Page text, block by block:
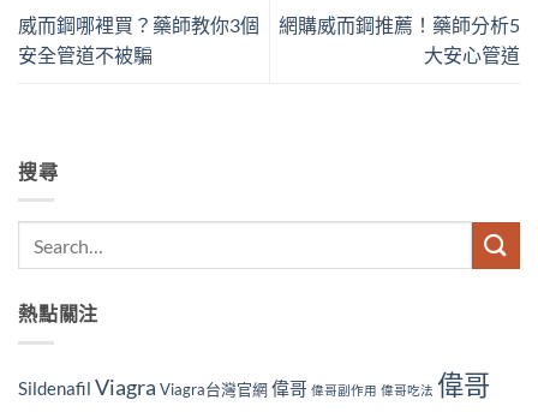
威而鋼哪裡買？藥師教你3個
安全管道不被騙
網購威而鋼推薦！藥師分析5
大安心管道
搜尋
熱點關注
Sildenafil Viagra Viagra台灣官網偉哥 偉哥副作用 偉哥吃法 偉哥